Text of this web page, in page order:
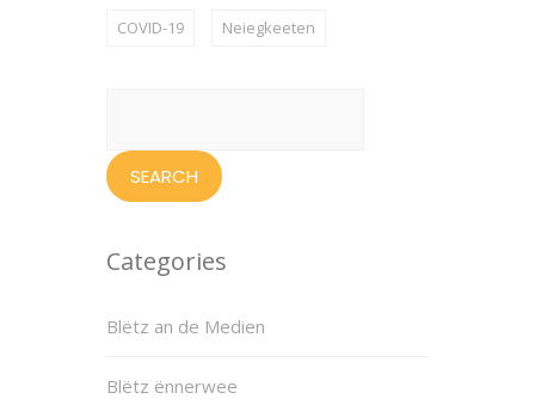
COVID-19 Neiegkeeten
Categories
Blëtz an de Medien
Blëtz ënnerwee